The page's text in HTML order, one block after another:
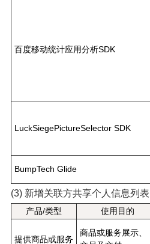
百度移动统计应用分析SDK
LuckSiegePictureSelector SDK
BumpTech Glide
(3) 新增关联方共享个人信息列表
产品/类型 使用目的
提供商品或服务
商品或服务展示、